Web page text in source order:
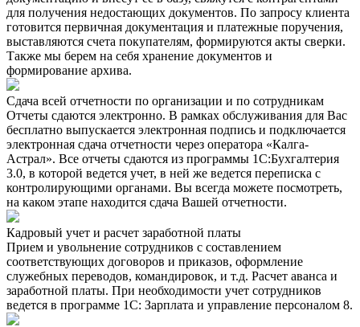
для получения недостающих документов. По запросу клиента
готовится первичная документация и платежные поручения,
выставляются счета покупателям, формируются акты сверки.
Также мы берем на себя хранение документов и
формирование архива.
Сдача всей отчетности по организации и по сотрудникам
Отчеты сдаются электронно. В рамках обслуживания для Вас
бесплатно выпускается электронная подпись и подключается
электронная сдача отчетности через оператора «Калга-
Астрал». Все отчеты сдаются из программы 1С:Бухгалтерия
3.0, в которой ведется учет, в ней же ведется переписка с
контролирующими органами. Вы всегда можете посмотреть,
на каком этапе находится сдача Вашей отчетности.
Кадровый учет и расчет заработной платы
Прием и увольнение сотрудников с составлением
соответствующих договоров и приказов, оформление
служебных переводов, командировок, и т.д. Расчет аванса и
заработной платы. При необходимости учет сотрудников
ведется в программе 1С: Зарплата и управление персоналом 8.